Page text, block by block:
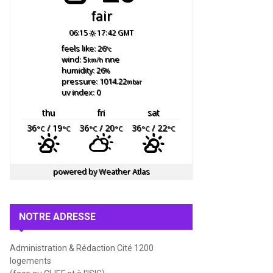
fair
06:15 17:42 GMT
feels like: 26°c
wind: 5km/hnne
humidity: 26%
pressure: 1014.22mbar
uv index: 0
thu fri
sat
36°C/ 19°C 36°C/ 20°C 36°C/ 22°C
powered byWeather Atlas
NOTRE ADRESSE
Administration & Rédaction Cité 1200
logements